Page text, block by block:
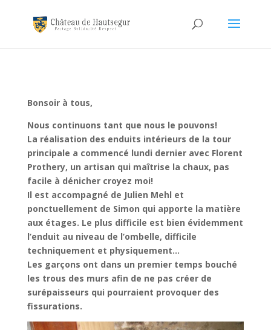
Bonsoir à tous,
Nous continuons tant que nous le pouvons!
La réalisation des enduits intérieurs de la tour
principale a commencé lundi dernier avec Florent
Prothery, un artisan qui maîtrise la chaux, pas
facile à dénicher croyez moi!
Il est accompagné de Julien Mehl et
ponctuellement de Simon qui apporte la matière
aux étages. Le plus difficile est bien évidemment
l’enduit au niveau de l’ombelle, difficile
techniquement et physiquement…
Les garçons ont dans un premier temps bouché
les trous des murs afin de ne pas créer de
surépaisseurs qui pourraient provoquer des
fissurations.